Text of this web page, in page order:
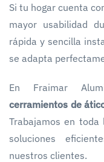
Si tu hogar cuenta
mayor usabilidad
rápida y sencilla
se adapta
En Fraimar
cerramientos de
Trabajamos en toda
soluciones
nuestros clientes.